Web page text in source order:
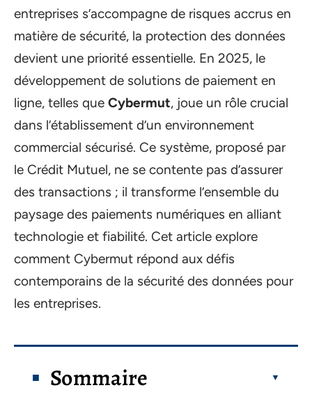
entreprises s’accompagne de risques accrus en
matière de sécurité, la protection des données
devient une priorité essentielle. En 2025, le
développement de solutions de paiement en
ligne, telles que Cybermut, joue un rôle crucial
dans l’établissement d’un environnement
commercial sécurisé. Ce système, proposé par
le Crédit Mutuel, ne se contente pas d’assurer
des transactions ; il transforme l’ensemble du
paysage des paiements numériques en alliant
technologie et fiabilité. Cet article explore
comment Cybermut répond aux défis
contemporains de la sécurité des données pour
les entreprises.
Sommaire